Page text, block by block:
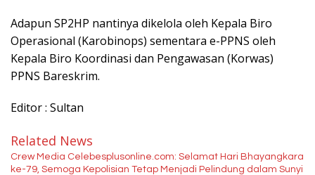
Adapun SP2HP nantinya dikelola oleh Kepala Biro
Operasional (Karobinops) sementara e-PPNS oleh
Kepala Biro Koordinasi dan Pengawasan (Korwas)
PPNS Bareskrim.
Editor : Sultan
Related News
Crew Media Celebesplusonline.com: Selamat Hari Bhayangkara
ke-79, Semoga Kepolisian Tetap Menjadi Pelindung dalam Sunyi